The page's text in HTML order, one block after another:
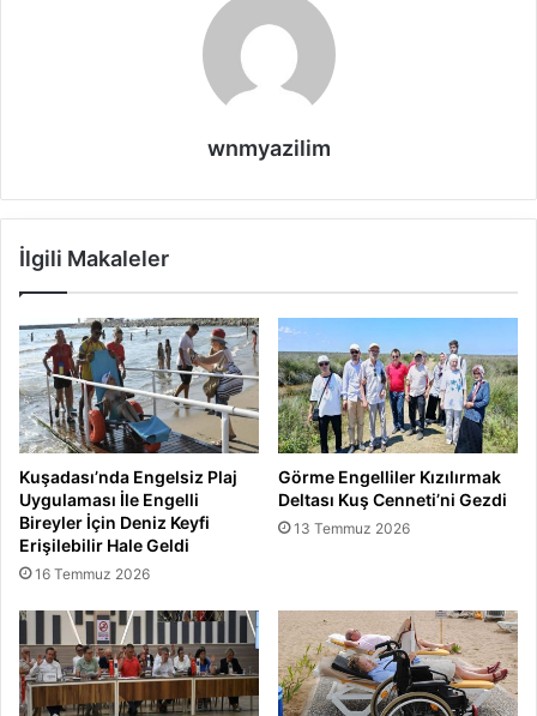
wnmyazilim
İlgili Makaleler
Kuşadası’nda Engelsiz Plaj
Uygulaması İle Engelli
Bireyler İçin Deniz Keyfi
Erişilebilir Hale Geldi
16 Temmuz 2026
Görme Engelliler Kızılırmak
Deltası Kuş Cenneti’ni Gezdi
13 Temmuz 2026